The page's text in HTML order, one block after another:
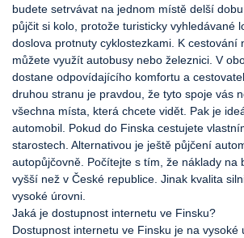
budete setrvávat na jednom místě delší
půjčit si kolo, protože turisticky vyhledávané
doslova protnuty cyklostezkami. K cestování
můžete využít autobusy nebo železnici. V
dostane odpovídajícího komfortu a
druhou stranu je pravdou, že tyto spoje vás
všechna místa, která chcete vidět. Pak je
automobil. Pokud do Finska cestujete
starostech. Alternativou je ještě půjčení
autopůjčovně. Počítejte s tím, že náklady na
vyšší než v České republice. Jinak kvalita
vysoké úrovni.
Jaká je dostupnost internetu ve Finsku?
Dostupnost internetu ve Finsku je na vysoké